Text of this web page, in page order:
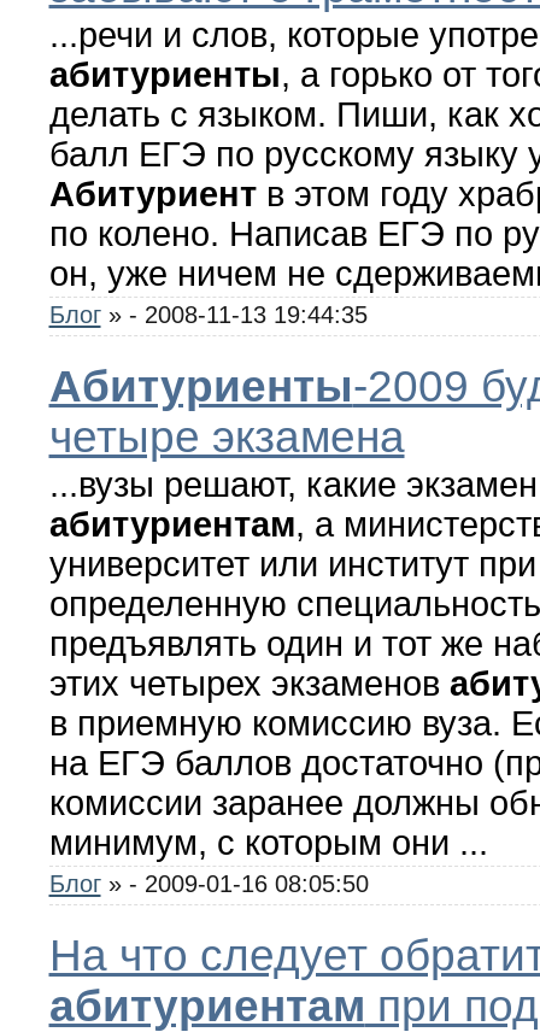
...речи и слов, которые
абитуриенты, а горько от
делать с языком. Пиши, как
балл ЕГЭ по русскому языку
Абитуриентв этом году
по колено. Написав ЕГЭ по
он, уже ничем не
Блог » - 2008-11-13 19:44:35
Абитуриенты-2009
четыре экзамена
...вузы решают, какие
абитуриентам, а
университет или институт
определенную
предъявлять один и тот же
этих четырех экзаменов
в приемную комиссию вуза.
на ЕГЭ баллов достаточно
комиссии заранее должны
минимум, с которым они ...
Блог » - 2009-01-16 08:05:50
На что следует
абитуриентам при